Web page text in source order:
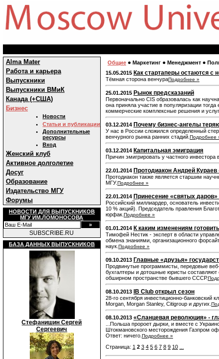
Alma Mater
Работа и карьера
Выпускники
Выпускники ВМиК
Канада (+США)
Бизнес
Новости
Статьи и публикации
Дополнительные
ресурсы
Вход
Женский клуб
Активное долголетие
Досуг
Образование
Издательство МГУ
Форумы
НОВОСТИ ДЛЯ ВЫПУСКНИКОВ
МГУ ИМ.ЛОМОНОСОВА
SUBSCRIBE.RU
БАЗА ДАННЫХ ВЫПУСКНИКОВ
Стефанишин Сергей
Сергеевич
Общие ● Маркетинг ● Менеджмент ●
15.05.2015 Как стартаперы остаются с
Тёмная сторона венчураПодробнее »
25.01.2015 Рынок предсказаний
Первоначально CIS образовалась как
она приняла участие в популяризации
коммерческие комплексные решения и
03.12.2014 Почему бизнес-ангелы
У нас в России сложился определенный
венчурного рынка ранних стадий. Подробнее
03.12.2014 Капитальная эмиграция
Причин эмигрировать у частного
22.01.2014 Протодиакон Андрей
Протодиакон также является старшим
МГУ.Подробнее »
22.01.2014 Принесение «святых даров»
Российский миллиардер, основатель
10 % акций). Председатель правления
юрфак. Подробнее »
01.01.2014 К каким изменениям
Тимофей Нестик - эксперт в области
обмена знаниями, организационного
наук. Подробнее »
09.10.2013 Главные «друзья»
Продвинутые программисты, передовые
бухгалтеры и дотошные юристы
обширном пространстве бывшего СССР.
08.10.2013 IB Club открыл сезон
28-го сентября инвестиционно-банковский
Morgan, Morgan Stanley, Citigroup и других.
08.10.2013 «Сланцевая революция» -
...Польша пророет дырки, и вместе с
Штокмановского месторождения Газпром
Ответ: ничего. Подробнее »
Страница: 1 2 3 4 5 6 7 8 9 10